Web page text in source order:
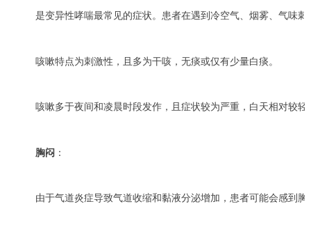
是变异性哮喘最常见的症状。患者在遇到冷空气、烟雾、气味
咳嗽特点为刺激性，且多为干咳，无痰或仅有少量白痰。
咳嗽多于夜间和凌晨时段发作，且症状较为严重，白天相对较轻
胸闷 ：
由于气道炎症导致气道收缩和黏液分泌增加，患者可能会感到